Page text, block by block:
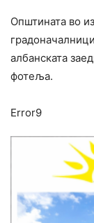
Oпштината во
албанската
фотеља.
Error9